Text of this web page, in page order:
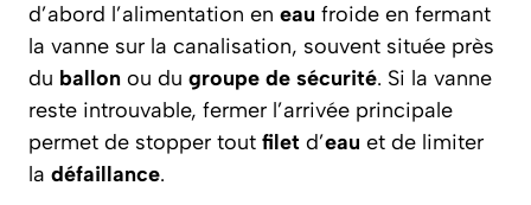
d’abord l’alimentation en eau froide en fermant
la vanne sur la canalisation, souvent située près
du ballon ou du groupe de sécurité. Si la vanne
reste introuvable, fermer l’arrivée principale
permet de stopper tout filet d’eau et de limiter
la défaillance.